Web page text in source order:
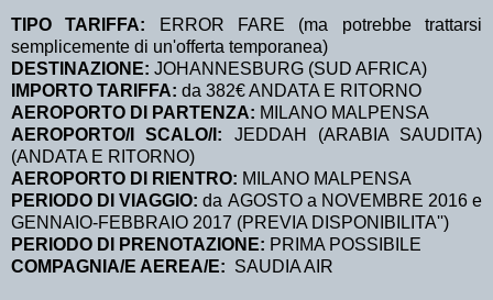
TIPO TARIFFA: ERROR FARE (ma potrebbe trattarsi
semplicemente di un'offerta temporanea)
DESTINAZIONE: JOHANNESBURG (SUD AFRICA)
IMPORTO TARIFFA: da 382€ ANDATA E RITORNO
AEROPORTO DI PARTENZA: MILANO MALPENSA
AEROPORTO/I SCALO/I: JEDDAH (ARABIA SAUDITA)
(ANDATA E RITORNO)
AEROPORTO DI RIENTRO: MILANO MALPENSA
PERIODO DI VIAGGIO:da AGOSTO a NOVEMBRE 2016 e
GENNAIO-FEBBRAIO 2017 (PREVIA DISPONIBILITA'')
PERIODO DI PRENOTAZIONE: PRIMA POSSIBILE
COMPAGNIA/E AEREA/E: SAUDIA AIR